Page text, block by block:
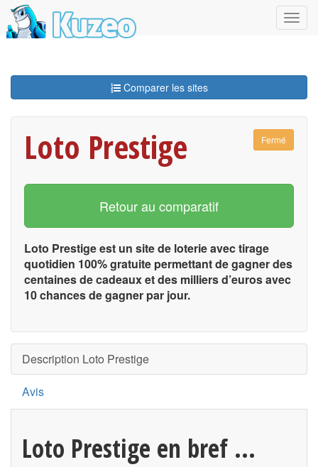
Comparer les sites
Loto Prestige Fermé
Retour au comparatif
Loto Prestige est un site de loterie avec tirage
quotidien 100% gratuite permettant de gagner des
centaines de cadeaux et des milliers d’euros avec
10 chances de gagner par jour.
Description Loto Prestige
Avis
Loto Prestige en bref ...